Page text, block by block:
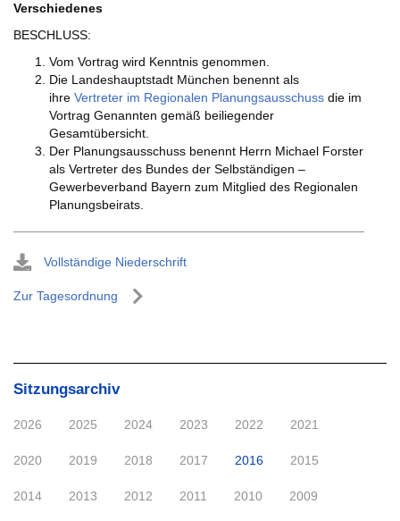
Verschiedenes
BESCHLUSS:
Vom Vortrag wird Kenntnis genommen.
Die Landeshauptstadt München benennt als
ihre Vertreter im Regionalen Planungsausschuss die im
Vortrag Genannten gemäß beiliegender
Gesamtübersicht.
Der Planungsausschuss benennt Herrn Michael Forster
als Vertreter des Bundes der Selbständigen –
Gewerbeverband Bayern zum Mitglied des Regionalen
Planungsbeirats.
Vollständige Niederschrift
Zur Tagesordnung
Sitzungsarchiv
2026 2025 2024 2023 2022 2021
2020 2019 2018 2017 2016 2015
2014 2013 2012 2011 2010 2009